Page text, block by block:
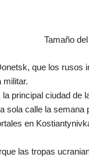
Tamaño
que los rusos
militar.
principal ciudad de
sola calle la semana
en
las tropas